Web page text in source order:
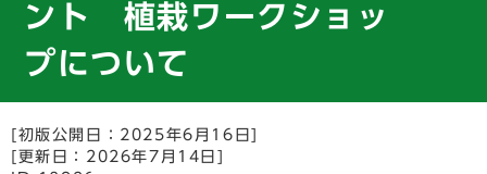
ント 植栽ワークショッ
プについて
[初版公開日： 2025年6月16日
[更新日： 2026年7月14日